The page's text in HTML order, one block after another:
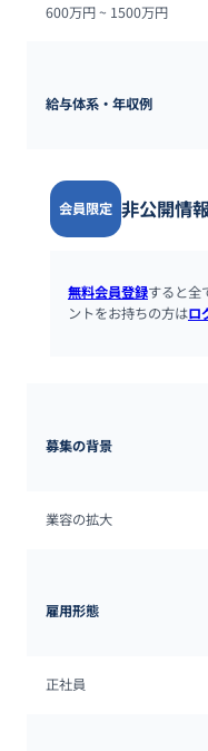
600万円 ~ 1500万円
給与体系・年収例
会員限定 非公開情
無料会員登録すると全
ントをお持ちの方はロ
募集の背景
業容の拡大
雇用形態
正社員